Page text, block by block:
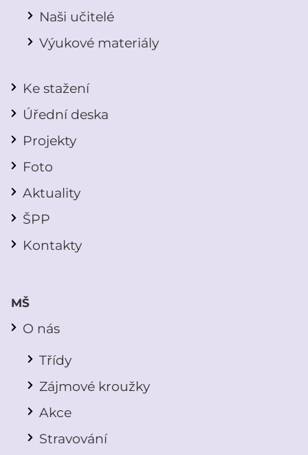
Naši učitelé
Výukové materiály
Ke stažení
Úřední deska
Projekty
Foto
Aktuality
ŠPP
Kontakty
MŠ
O nás
Třídy
Zájmové kroužky
Akce
Stravování